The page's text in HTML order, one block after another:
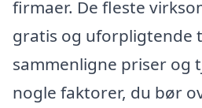
firmaer. De fleste
gratis og uforpligtende
sammenligne priser og
nogle faktorer, du bør